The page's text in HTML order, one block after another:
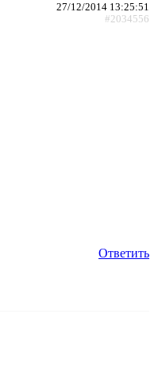
27/12/2014 13:25:51
#2034556
Ответить